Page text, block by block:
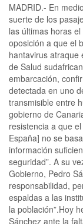
MADRID.- En
suerte de los
las últimas horas
oposición a que el
hantavirus atraque
de Salud
embarcación,
detectada en uno
transmisible entre
gobierno de
resistencia a que
España] no se
información
seguridad”. A su
Gobierno, Pedro
responsabilidad,
espaldas a las
la población”.Hoy
Sánchez ante la